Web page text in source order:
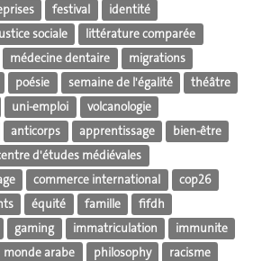
festival
identité
sociale
littérature comparée
médecine dentaire
migrations
poésie semaine de l'égalité
théâtre
uni-emploi
volcanologie
anticorps apprentissage
bien-être
d'études médiévales
commerce international
cop26
équité famille
fifdh
gaming immatriculation
immunite
monde arabe philosophy
racisme